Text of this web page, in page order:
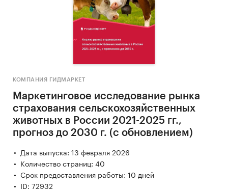
КОМПАНИЯ ГИДМАРКЕТ
Маркетинговое исследование рынка
страхования сельскохозяйственных
животных в России 2021-2025 гг.,
прогноз до 2030 г. (с обновлением)
Дата выпуска: 13 февраля 2026
Количество страниц: 40
Срок предоставления работы: 10 дней
ID: 72932